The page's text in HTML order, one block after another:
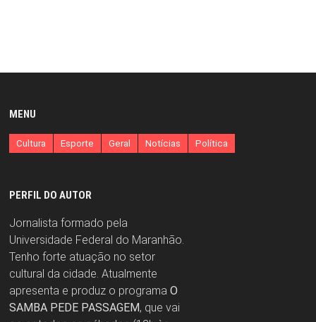
MENU
Cultura Esporte Geral Notícias Política
PERFIL DO AUTOR
Jornalista formado pela
Universidade Federal do Maranhão.
Tenho forte atuação no setor
cultural da cidade. Atualmente
apresenta e produz o programa O
SAMBA PEDE PASSAGEM, que vai